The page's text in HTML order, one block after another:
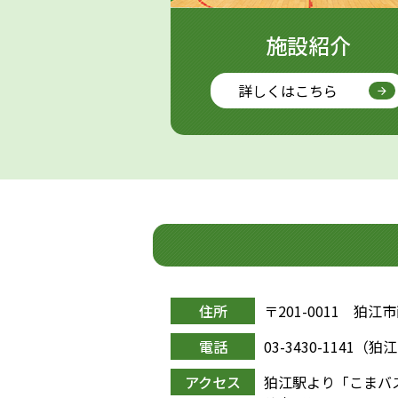
施設紹介
詳しくはこちら
住所
〒201-0011 狛江
電話
03-3430-1141（狛
アクセス
狛江駅より「こま